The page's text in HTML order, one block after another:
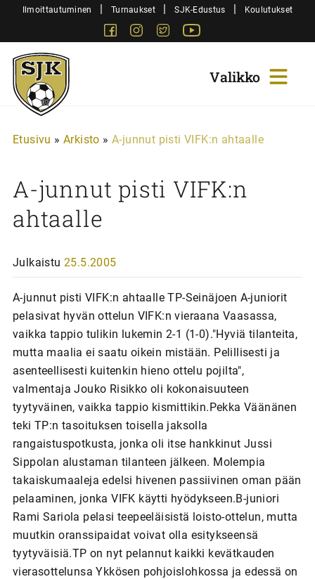
SiirryIlmoittautuminen | Turnaukset | SJK-Edustus | Koulutukset
FacebookInstagram
Twitter
Sjk-
Juniorit
Etusivu » Arkisto » A-junnut pisti VIFK:n ahtaalle
A-junnut pisti VIFK:n
ahtaalle
Julkaistu 25.5.2005
A-junnut pisti VIFK:n ahtaalle TP-Seinäjoen A-juniorit
pelasivat hyvän ottelun VIFK:n vieraana Vaasassa,
vaikka tappio tulikin lukemin 2-1 (1-0)."Hyviä tilanteita,
mutta maalia ei saatu oikein mistään. Pelillisesti ja
asenteellisesti kuitenkin hieno ottelu pojilta",
valmentaja Jouko Risikko oli kokonaisuuteen
tyytyväinen, vaikka tappio kismittikin.Pekka Väänänen
teki TP:n tasoituksen toisella jaksolla
rangaistuspotkusta, jonka oli itse hankkinut Jussi
Sippolan alustaman tilanteen jälkeen. Molempia
takaiskumaaleja edelsi hivenen passiivinen oman pään
pelaaminen, jonka VIFK käytti hyödykseen.B-juniori
Rami Sariola pelasi teepeeläisistä loisto-ottelun, mutta
muutkin oranssipaidat voivat olla esitykseensä
tyytyväisiä.TP on nyt pelannut kaikki kevätkauden
vierasottelunsa Ykkösen pohjoislohkossa ja edessä on